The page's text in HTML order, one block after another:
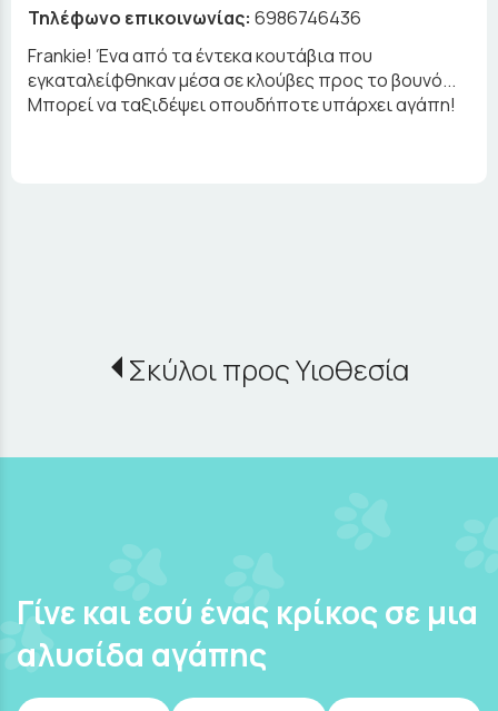
Τηλέφωνο επικοινωνίας: 6986746436
Frankie! Ένα από τα έντεκα κουτάβια που
εγκαταλείφθηκαν μέσα σε κλούβες προς το βουνό...
Μπορεί να ταξιδέψει οπουδήποτε υπάρχει αγάπη!
Σκύλοι προς Υιοθεσία
Γίνε και εσύ ένας κρίκος σε μια
αλυσίδα αγάπης